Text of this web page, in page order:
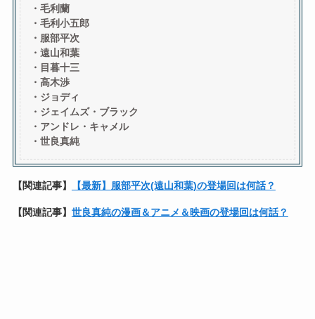
・毛利蘭
・毛利小五郎
・服部平次
・遠山和葉
・目暮十三
・高木渉
・ ジョディ
・ジェイムズ・ブラック
・アンドレ・キャメル
・ 世良真純
【関連記事】 【最新】服部平次(遠山和葉)の登場回は何話？
【関連記事】 世良真純の漫画＆アニメ＆映画の登場回は何話？